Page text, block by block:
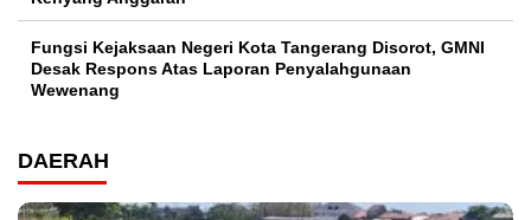
Fungsi Kejaksaan Negeri Kota Tangerang Disorot, GMNI
Desak Respons Atas Laporan Penyalahgunaan
Wewenang
DAERAH